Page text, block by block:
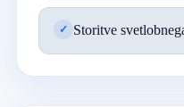
Storitve